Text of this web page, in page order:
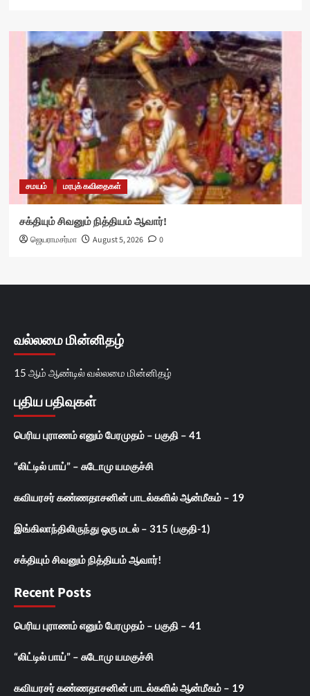
சமயம் மரபுக் கவிதைகள்
சக்தியும் சிவனும் நித்தியம் ஆவார்!
ஜெயராமசர்மா August 5, 2026 0
வல்லமை மின்னிதழ்
15 ஆம் ஆண்டில் வல்லமை மின்னிதழ்
புதிய பதிவுகள்
பெரிய புராணம் எனும் பேரமுதம் – பகுதி – 41
“லிட்டில் பாய்” – சுடோமு யமகுச்சி
கவியரசர் கண்ணதாசனின் பாடல்களில் ஆன்மீகம் – 19
இங்கிலாந்திலிருந்து ஒரு மடல் – 315 (பகுதி-1)
சக்தியும் சிவனும் நித்தியம் ஆவார்!
Recent Posts
பெரிய புராணம் எனும் பேரமுதம் – பகுதி – 41
“லிட்டில் பாய்” – சுடோமு யமகுச்சி
கவியரசர் கண்ணதாசனின் பாடல்களில் ஆன்மீகம் – 19